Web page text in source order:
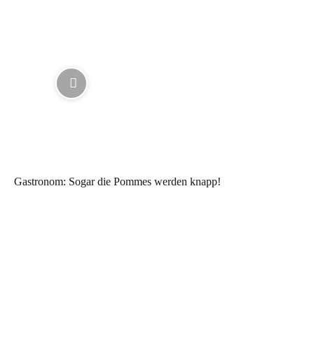
Gastronom: Sogar die Pommes werden knapp!